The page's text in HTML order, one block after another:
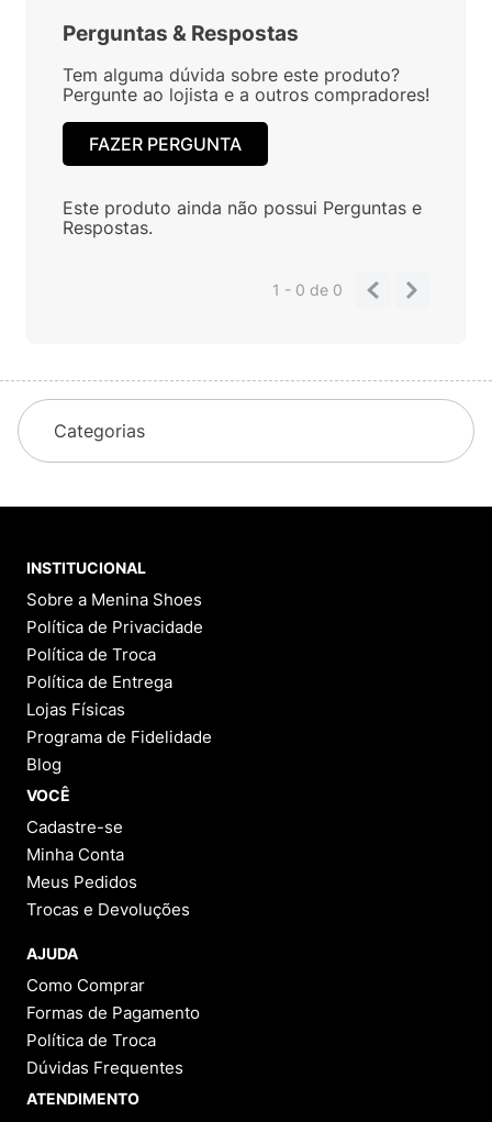
Perguntas & Respostas
Tem alguma dúvida sobre este produto?
Pergunte ao lojista e a outros compradores!
FAZER PERGUNTA
Este produto ainda não possui Perguntas e
Respostas.
1 - 0de 0
Categorias
INSTITUCIONAL
Sobre a Menina Shoes
Política de Privacidade
Política de Troca
Política de Entrega
Lojas Físicas
Programa de Fidelidade
Blog
VOCÊ
Cadastre-se
Minha Conta
Meus Pedidos
Trocas e Devoluções
AJUDA
Como Comprar
Formas de Pagamento
Política de Troca
Dúvidas Frequentes
ATENDIMENTO